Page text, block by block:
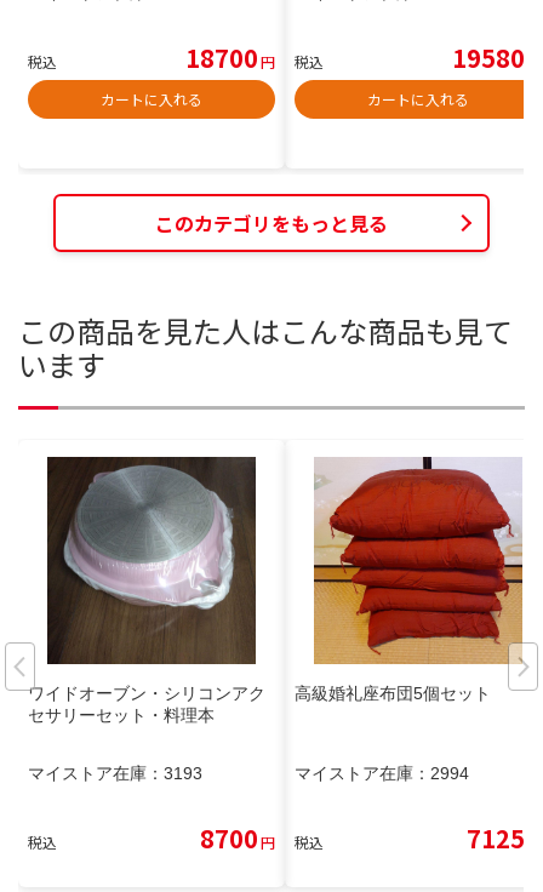
税込 18700円
カートに入れる
税込 19580
カートに入れる
このカテゴリをもっと見る
この商品を見た人はこんな商品も見て
います
ワイドオーブン・シリコンアク
セサリーセット・料理本
マイストア在庫： 3193
税込 8700円
高級婚礼座布団5個セット
マイストア在庫： 2994
税込 7125